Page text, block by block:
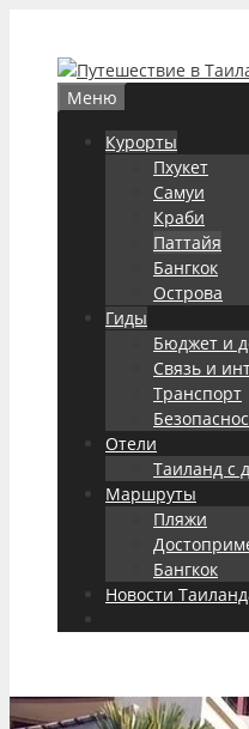
содержимому
Меню
Курорты
Пхукет
Самуи
Краби
Паттайя
Бангкок
Острова
Гиды
Бюджет и
Связь и
Транспорт
Отели
Таиланд с
Маршруты
Пляжи
Бангкок
Новости